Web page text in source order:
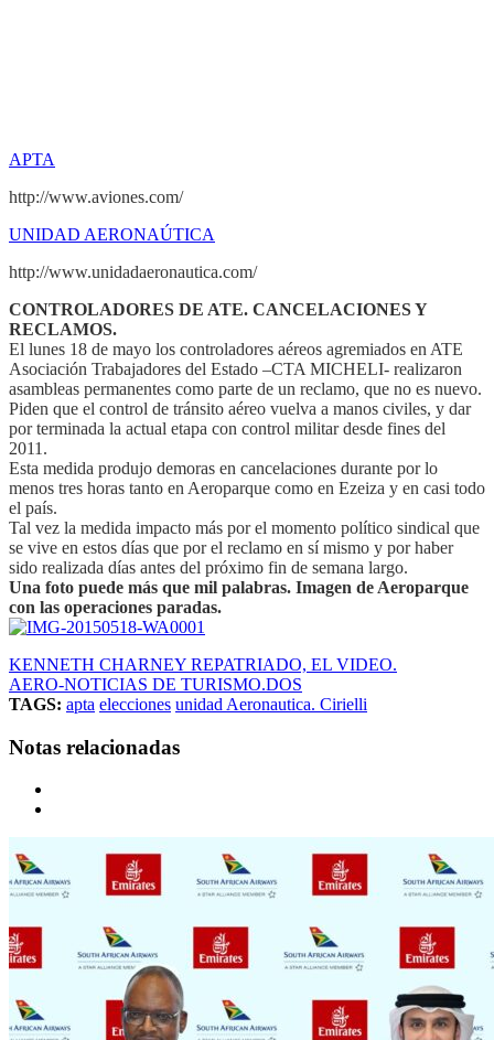
APTA
http://www.aviones.com/
UNIDAD AERONAÚTICA
http://www.unidadaeronautica.com/
CONTROLADORES DE ATE. CANCELACIONES Y
RECLAMOS.
El lunes 18 de mayo los controladores aéreos agremiados en ATE
Asociación Trabajadores del Estado –CTA MICHELI- realizaron
asambleas permanentes como parte de un reclamo, que no es nuevo.
Piden que el control de tránsito aéreo vuelva a manos civiles, y dar
por terminada la actual etapa con control militar desde fines del
2011.
Esta medida produjo demoras en cancelaciones durante por lo
menos tres horas tanto en Aeroparque como en Ezeiza y en casi todo
el país.
Tal vez la medida impacto más por el momento político sindical que
se vive en estos días que por el reclamo en sí mismo y por haber
sido realizada días antes del próximo fin de semana largo.
Una foto puede más que mil palabras. Imagen de Aeroparque
con las operaciones paradas.
KENNETH CHARNEY REPATRIADO, EL VIDEO.
AERO-NOTICIAS DE TURISMO.DOS
TAGS: apta elecciones unidad Aeronautica. Cirielli
Notas relacionadas